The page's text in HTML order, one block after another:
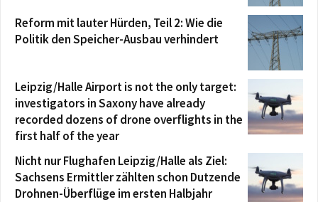
Reform mit lauter Hürden, Teil 2: Wie die
Politik den Speicher-Ausbau verhindert
Leipzig/Halle Airport is not the only target:
investigators in Saxony have already
recorded dozens of drone overflights in the
first half of the year
Nicht nur Flughafen Leipzig/Halle als Ziel:
Sachsens Ermittler zählten schon Dutzende
Drohnen-Überflüge im ersten Halbjahr